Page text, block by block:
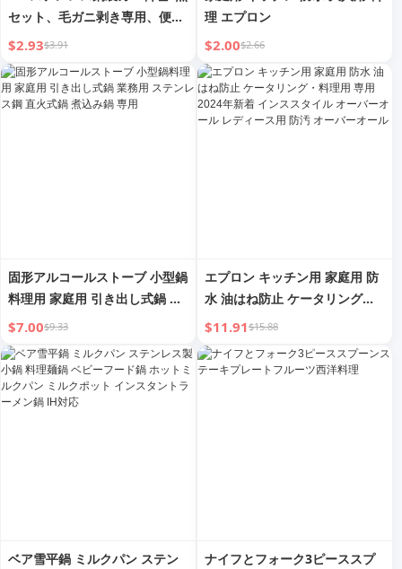
セット、毛ガニ剥き専用、便利
なネットクランプ、ハサミ、3
点セットカニ料理ツール
$2.93$3.91
理 エプロン
$2.00$2.66
固形アルコールストーブ 小型鍋
料理用 家庭用 引き出し式鍋 業
務用 ステンレス鋼 直火式鍋 煮
込み鍋 専用
$7.00$9.33
エプロン キッチン用 家庭用 防
水 油はね防止 ケータリング・
料理用 専用 2024年新着 インス
スタイル オーバーオール レデ
ィース用 防汚 オーバーオール
$11.91$15.88
ベア雪平鍋 ミルクパン ステン
ナイフとフォーク3ピーススプ